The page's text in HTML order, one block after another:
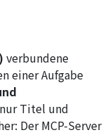
verbundene
einer Aufgabe
Titel und
Der MCP-Server